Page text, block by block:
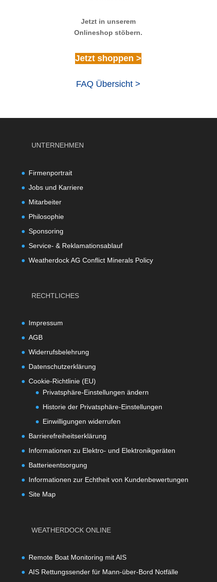
Jetzt in unserem
Onlineshop stöbern.
Jetzt shoppen >
FAQ Übersicht >
UNTERNEHMEN
Firmenportrait
Jobs und Karriere
Mitarbeiter
Philosophie
Sponsoring
Service- & Reklamationsablauf
Weatherdock AG Conflict Minerals Policy
RECHTLICHES
Impressum
AGB
Widerrufsbelehrung
Datenschutzerklärung
Cookie-Richtlinie (EU)
Privatsphäre-Einstellungen ändern
Historie der Privatsphäre-Einstellungen
Einwilligungen widerrufen
Barrierefreiheitserklärung
Informationen zu Elektro- und Elektronikgeräten
Batterieentsorgung
Informationen zur Echtheit von Kundenbewertungen
Site Map
WEATHERDOCK ONLINE
Remote Boat Monitoring mit AIS
AIS Rettungssender für Mann-über-Bord Notfälle